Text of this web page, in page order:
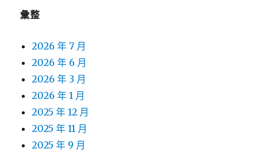
彙整
2026 年 7 月
2026 年 6 月
2026 年 3 月
2026 年 1 月
2025 年 12 月
2025 年 11 月
2025 年 9 月